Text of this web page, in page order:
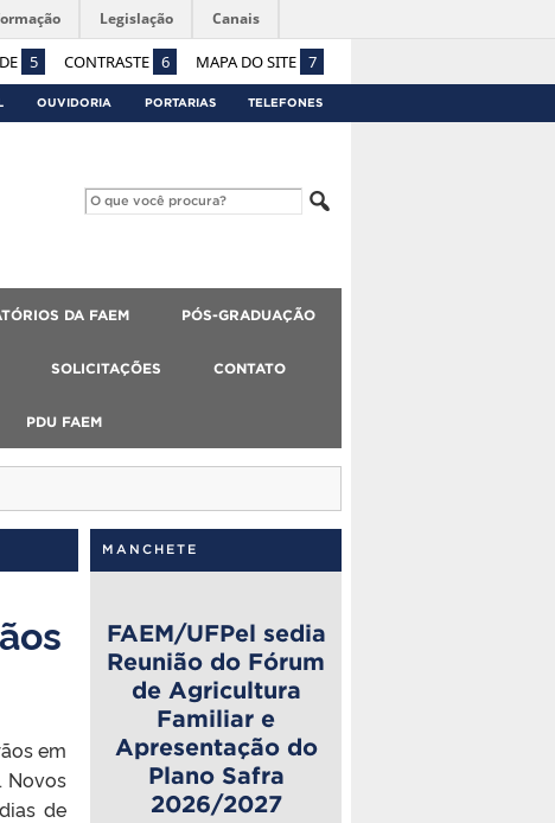
5 CONTRASTE 6 MAPA DO SITE 7
Legislação Canais
OUVIDORIA PORTARIAS TELEFONES
DA FAEM PÓS-GRADUAÇÃO
SOLICITAÇÕES CONTATO
PDU FAEM
em
Novos
de
MANCHETE
FAEM/UFPel sedia
Reunião do Fórum
de Agricultura
Familiar e
Apresentação do
Plano Safra
2026/2027